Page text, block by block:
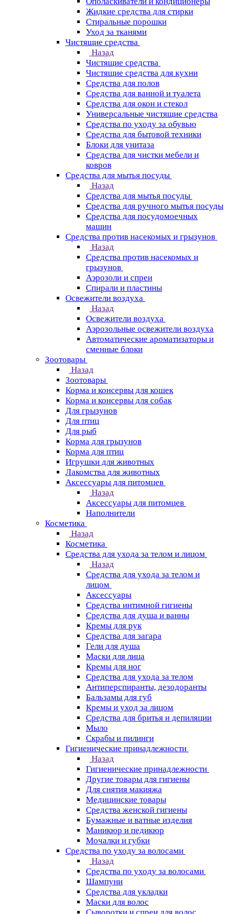
Жидкие средства для стирки
Стиральные порошки
Уход за тканями
Чистящие средства
Назад
Чистящие средства
Чистящие средства для кухни
Средства для полов
Средства для ванной и туалета
Средства для окон и стекол
Универсальные чистящие средства
Средства по уходу за обувью
Средства для бытовой техники
Блоки для унитаза
Средства для чистки мебели и
ковров
Средства для мытья посуды
Назад
Средства для мытья посуды
Средства для ручного мытья посуды
Средства для посудомоечных
машин
Средства против насекомых и грызунов
Назад
Средства против насекомых и
грызунов
Аэрозоли и спреи
Спирали и пластины
Освежители воздуха
Назад
Освежители воздуха
Аэрозольные освежители воздуха
Автоматические ароматизаторы и
сменные блоки
Зоотовары
Назад
Зоотовары
Корма и консервы для кошек
Корма и консервы для собак
Для грызунов
Для птиц
Для рыб
Корма для грызунов
Корма для птиц
Игрушки для животных
Лакомства для животных
Аксессуары для питомцев
Назад
Аксессуары для питомцев
Наполнители
Косметика
Назад
Косметика
Средства для ухода за телом и лицом
Назад
Средства для ухода за телом и
лицом
Аксессуары
Средства интимной гигиены
Средства для душа и ванны
Кремы для рук
Средства для загара
Гели для душа
Маски для лица
Кремы для ног
Средства для ухода за телом
Антиперспиранты, дезодоранты
Бальзамы для губ
Кремы и уход за лицом
Средства для бритья и депиляции
Мыло
Скрабы и пилинги
Гигиенические принадлежности
Назад
Гигиенические принадлежности
Другие товары для гигиены
Для снятия макияжа
Медицинские товары
Средства женской гигиены
Бумажные и ватные изделия
Маникюр и педикюр
Мочалки и губки
Средства по уходу за волосами
Назад
Средства по уходу за волосами
Шампуни
Средства для укладки
Маски для волос